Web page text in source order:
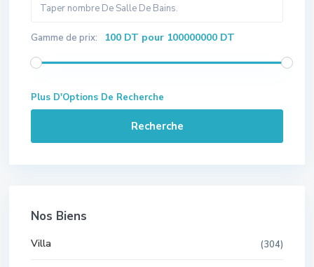
Gamme de prix: 100 DT pour 100000000 DT
Plus D'Options De Recherche
Recherche
Nos Biens
Villa (304)